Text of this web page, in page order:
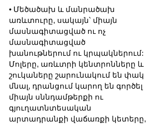
• Մեծածախ և մանրածախ
առևտուրը, սակայն՝ միայն
մասնագիտացված ու ոչ
մասնագիտացված
խանութներում ու կրպակներում:
Մոլերը, առևտրի կենտրոնները և
շուկաները շարունակում են փակ
մնալ, դրանցում կարող են գործել
միայն սննդամթերքի ու
գյուղատնտեսական
արտադրանքի վաճառքի կետերը,